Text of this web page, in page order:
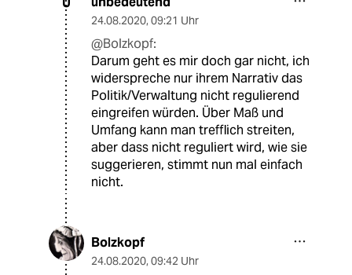
24.08.2020, 09:21 Uhr
@Bolzkopf:
Darum geht es mir doch gar nicht, ich
widerspreche nur ihrem Narrativ das
Politik/Verwaltung nicht regulierend
eingreifen würden. Über Maß und
Umfang kann man trefflich streiten,
aber dass nicht reguliert wird, wie sie
suggerieren, stimmt nun mal einfach
nicht.
Bolzkopf
24.08.2020, 09:42 Uhr